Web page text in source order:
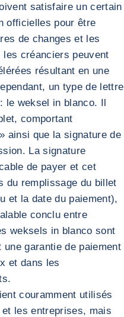
satisfaire un certain
officielles pour être
de changes et les
créanciers peuvent
résultant en une
un type de lettre
le weksel in blanco. Il
comportant
ainsi que la signature de
La signature
de payer et cet
du remplissage du billet
et la date du paiement),
conclu entre
weksels in blanco sont
garantie de paiement
et dans les
couramment utilisés
les entreprises, mais